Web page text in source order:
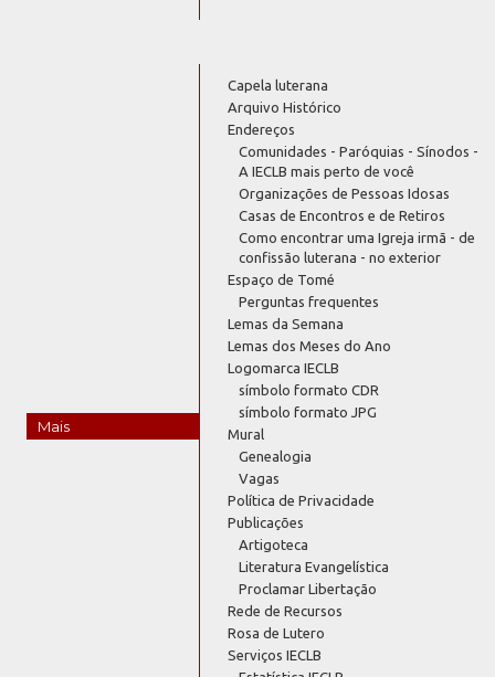
Mais
Capela luterana
Arquivo Histórico
Endereços
Comunidades - Paróquias - Sínodos -
A IECLB mais perto de você
Organizações de Pessoas Idosas
Casas de Encontros e de Retiros
Como encontrar uma Igreja irmã - de
confissão luterana - no exterior
Espaço de Tomé
Perguntas frequentes
Lemas da Semana
Lemas dos Meses do Ano
Logomarca IECLB
símbolo formato CDR
símbolo formato JPG
Mural
Genealogia
Vagas
Política de Privacidade
Publicações
Artigoteca
Literatura Evangelística
Proclamar Libertação
Rede de Recursos
Rosa de Lutero
Serviços IECLB